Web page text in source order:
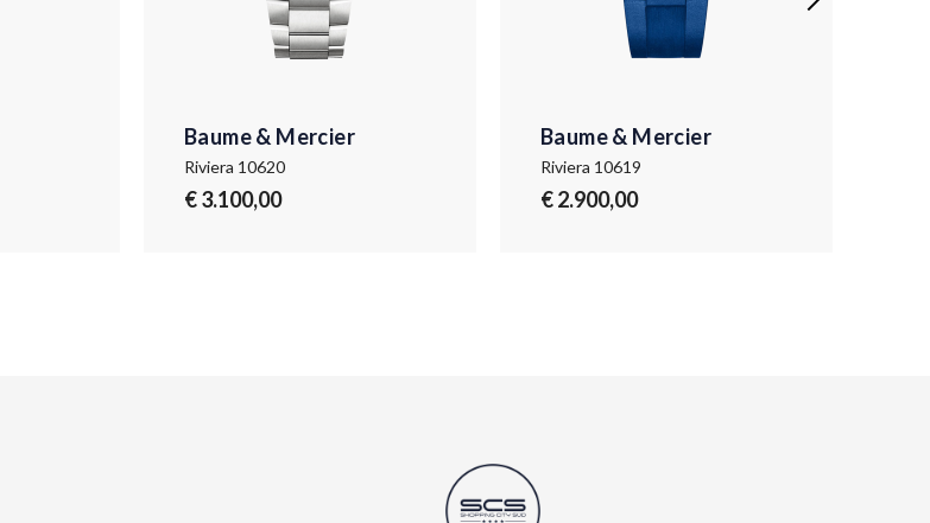
Baume & Mercier
Riviera 10620
€ 3.100,00
Baume & Mercier
Riviera 10619
€ 2.900,00